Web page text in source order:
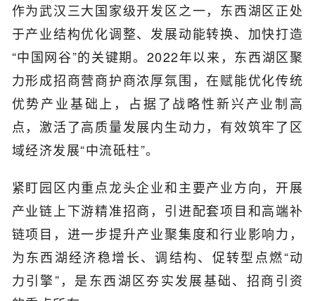
作为武汉三大国家级开发区之一，东西湖区正处
于产业结构优化调整、发展动能转换、加快打造
“中国网谷”的关键期。2022年以来，东西湖区聚
力形成招商营商护商浓厚氛围，在赋能优化传统
优势产业基础上，占据了战略性新兴产业制高
点，激活了高质量发展内生动力，有效筑牢了区
域经济发展“中流砥柱”。
紧盯园区内重点龙头企业和主要产业方向，开展
产业链上下游精准招商，引进配套项目和高端补
链项目，进一步提升产业聚集度和行业影响力，
为东西湖经济稳增长、调结构、促转型点燃“动
力引擎”，是东西湖区夯实发展基础、招商引资